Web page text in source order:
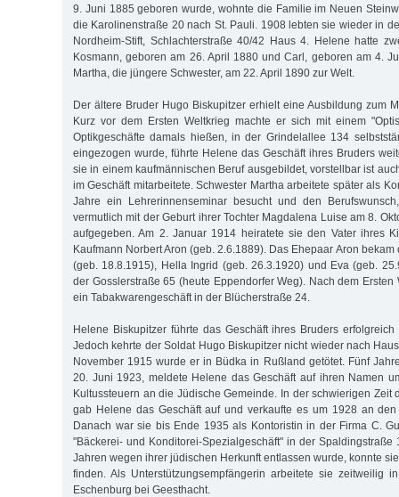
9. Juni 1885 geboren wurde, wohnte die Familie im Neuen
die Karolinenstraße 20 nach St. Pauli. 1908 lebten sie wieder in
Nordheim-Stift, Schlachterstraße 40/42 Haus 4. Helene hatte
Kosmann, geboren am 26. April 1880 und Carl, geboren am 4.
Martha, die jüngere Schwester, am 22. April 1890 zur Welt.
Der ältere Bruder Hugo Biskupitzer erhielt eine Ausbildung zum
Kurz vor dem Ersten Weltkrieg machte er sich mit einem
Optikgeschäfte damals hießen, in der Grindelallee 134
eingezogen wurde, führte Helene das Geschäft ihres Bruders
sie in einem kaufmännischen Beruf ausgebildet, vorstellbar ist
im Geschäft mitarbeitete. Schwester Martha arbeitete später als
Jahre ein Lehrerinnenseminar besucht und den
vermutlich mit der Geburt ihrer Tochter Magdalena Luise am 8.
aufgegeben. Am 2. Januar 1914 heiratete sie den Vater ihres
Kaufmann Norbert Aron (geb. 2.6.1889). Das Ehepaar Aron
(geb. 18.8.1915), Hella Ingrid (geb. 26.3.1920) und Eva (geb.
der Gosslerstraße 65 (heute Eppendorfer Weg). Nach dem Ersten
ein Tabakwarengeschäft in der Blücherstraße 24.
Helene Biskupitzer führte das Geschäft ihres Bruders
Jedoch kehrte der Soldat Hugo Biskupitzer nicht wieder nach
November 1915 wurde er in Büdka in Rußland getötet. Fünf
20. Juni 1923, meldete Helene das Geschäft auf ihren Namen
Kultussteuern an die Jüdische Gemeinde. In der schwierigen Zeit
gab Helene das Geschäft auf und verkaufte es um 1928 an den
Danach war sie bis Ende 1935 als Kontoristin in der Firma C.
"Bäckerei- und Konditorei-Spezialgeschäft" in der Spaldingstraße
Jahren wegen ihrer jüdischen Herkunft entlassen wurde, konnte
finden. Als Unterstützungsempfängerin arbeitete sie zeitweilig
Eschenburg bei Geesthacht.